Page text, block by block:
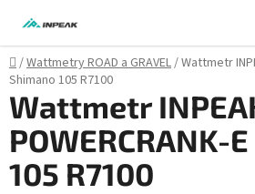
obsah
Domů
/Wattmetry ROAD a GRAVEL/Wattmetr
Shimano 105 R7100
Wattmetr
POWERCRANK-
105 R7100